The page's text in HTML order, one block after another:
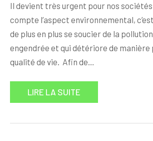
Il devient très urgent pour nos
compte l’aspect environnemental,
de plus en plus se soucier de la
engendrée et qui détériore de manière
qualité de vie. Afin de…
LIRE LA SUITE